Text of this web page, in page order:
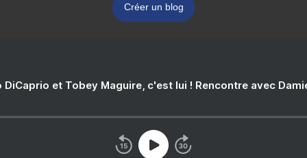
Créer un blog
DiCaprio et Tobey Maguire, c'est lui ! Rencontre avec